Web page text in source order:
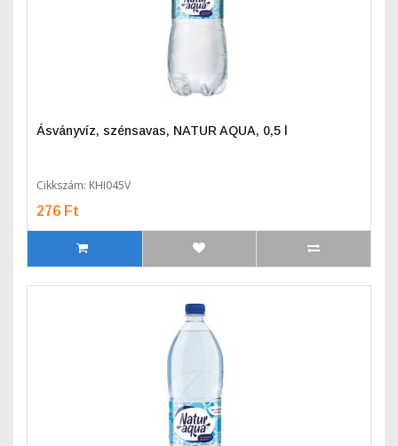
Ásványvíz, szénsavas, NATUR AQUA, 0,5 l
Cikkszám: KHI045V
276 Ft